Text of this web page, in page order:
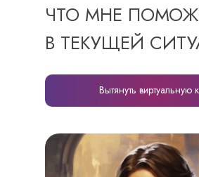
Вытянуть виртуальную
ЧТО МНЕ
В ТЕКУЩЕЙ